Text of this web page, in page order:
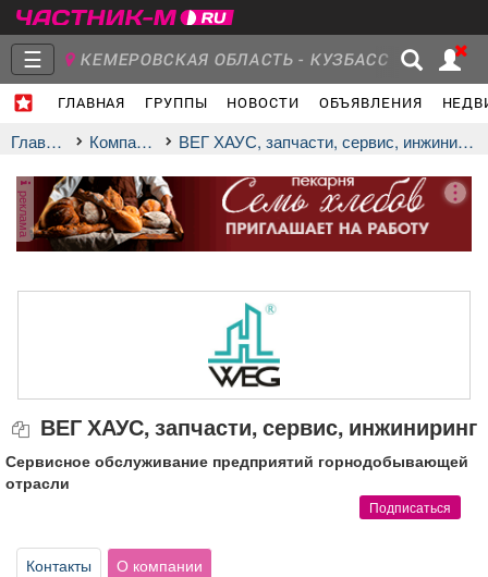
☰ КЕМЕРОВСКАЯ ОБЛАСТЬ - КУЗБАСС
ГЛАВНАЯ ГРУППЫ НОВОСТИ ОБЪЯВЛЕНИЯ
Главная
Группы
Объявления Недвижимость Услуги
Транспорт
Проекты
Главная Компании ВЕГ ХАУС, запчасти, сервис, инжиниринг
реклама
ВЕГ ХАУС, запчасти, сервис, инжиниринг
Сервисное обслуживание предприятий горнодобывающей
отрасли
Подписаться
Контакты О компании